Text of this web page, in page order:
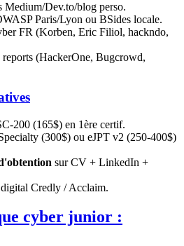
Medium/Dev.to/blog perso.
Paris/Lyon ou BSides locale.
FR (Korben, Eric Filiol, hackndo,
(HackerOne, Bugcrowd,
200 (165$) en 1ère certif.
(300$) ou eJPT v2 (250-400$)
sur CV + LinkedIn +
Credly / Acclaim.
cyber junior :